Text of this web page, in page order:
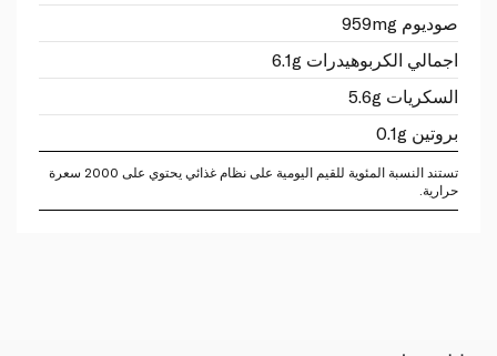
صوديوم 959mg
اجمالي الكربوهيدرات 6.1g
السكريات 5.6g
بروتين 0.1g
تستند النسبة المئوية للقيم اليومية على نظام غذائي يحتوي على 2000 سعرة
حرارية.